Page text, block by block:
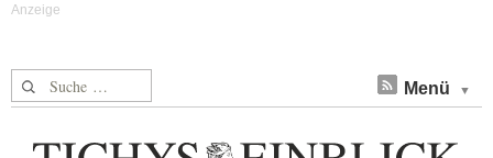
Suche nach: Menü